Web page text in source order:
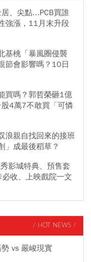
、尖點...PCB買誰
強漲，11月末升段
基桃「暴風圈侵襲
節會影響嗎？10日
買嗎？郭哲榮砸1億
4萬7不敢買「可憐
浪親自找回來的接班
」成最後稻草？
影城特典、預售套
收、上映戲院一文
/ HOT NEWS /
vs 嚴峻現實